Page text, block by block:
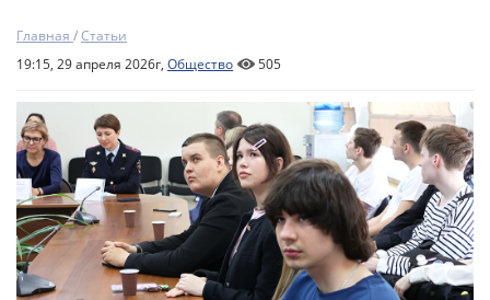
Главная /Статьи
19:15, 29 апреля 2026г, Общество 505